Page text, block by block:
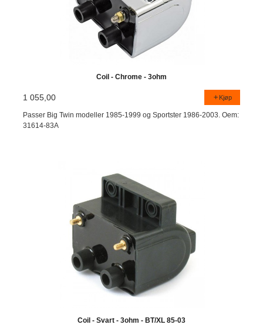
Coil - Chrome - 3ohm
1 055,00 Kjøp
Passer Big Twin modeller 1985-1999 og Sportster 1986-2003. Oem:
31614-83A
Coil - Svart - 3ohm - BT/XL 85-03